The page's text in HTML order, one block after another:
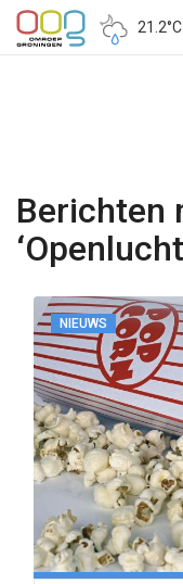
21.2°C
Berichten
NIEUWS